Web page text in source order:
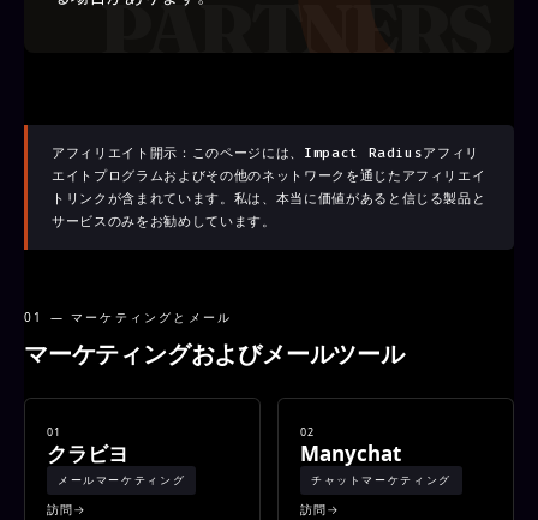
アフィリエイト開示：このページには、Impact Radiusアフィリ
エイトプログラムおよびその他のネットワークを通じたアフィリエイ
トリンクが含まれています。私は、本当に価値があると信じる製品と
サービスのみをお勧めしています。
01 — マーケティングとメール
マーケティングおよびメールツール
01
クラビヨ
メールマーケティング
訪問
02
Manychat
チャットマーケティング
訪問